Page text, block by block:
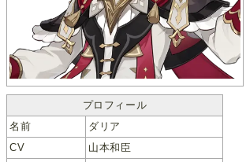
プロフィール
名前
ダリア
CV
山本和臣